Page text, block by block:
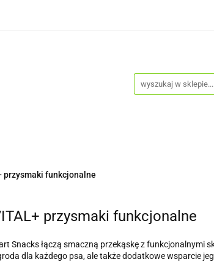
przysmaki funkcjonalne
przysmaki funkcjonalne
Snacks łączą smaczną przekąskę z funkcjonalnymi
dla każdego psa, ale także dodatkowe wsparcie